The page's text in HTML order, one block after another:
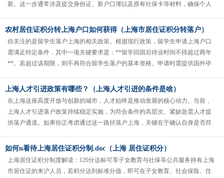
新。这一步通常涉及提交身份证、新户口簿以及原有社保卡等材料，确保个人
农村居住证积分转上海户口如何获得（上海市居住证积分转落户）
你关注的是留学生落户上海的相关政策。根据现行政策，留学生申请上海户口
需满足特定条件，其中一项关键要求是：**留学回国后待业时间不得超过两年
**。若超过该期限，则不再符合留学生落户的基本资格。申请时需提供国外毕
上海人才引进政策有哪些？（上海人才引进的条件是啥）
在上海这座高度开放与创新的城市，人才始终是推动发展的核心动力。当前，
上海人才引进落户政策持续稳定实施，为符合条件的高层次、紧缺急需人才提
供落户通道。如果你正考虑通过这一路径落户上海，关键在于确认自身是否符
如何n看待上海居住证积分制.doc（上海 居住证积分）
上海居住证积分制度解读：120分达标可享子女教育与社保等公共服务持有上海
市居住证的来沪人员，若积分达到标准分值，即可在子女教育、社会保险、住